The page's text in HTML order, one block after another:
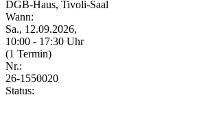
DGB-Haus, Tivoli-Saal
Wann:
Sa., 12.09.2026,
10:00 - 17:30 Uhr
(1 Termin)
Nr.:
26-1550020
Status: